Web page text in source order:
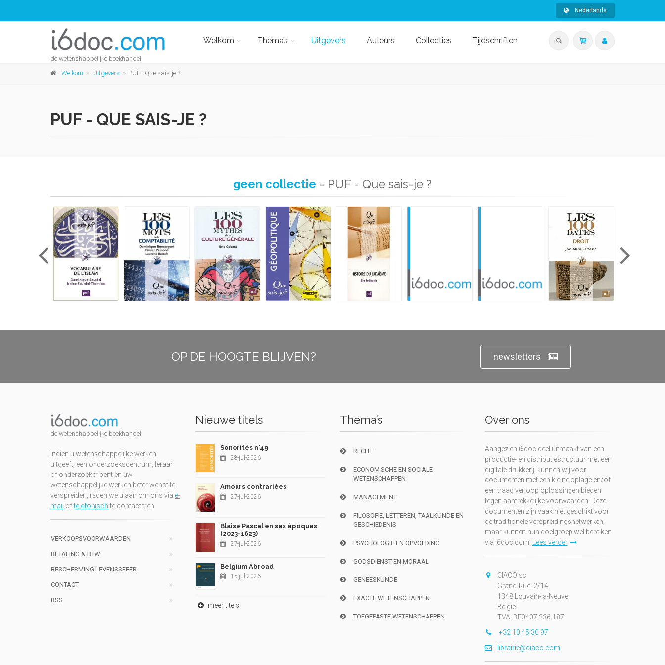
Nederlands
de wetenshappelijke boekhandel
Welkom Thema’s Uitgevers Auteurs Collecties Tijdschriften
Welkom Uitgevers PUF - Que sais-je ?
PUF - QUE SAIS-JE ?
geen collectie - PUF - Que sais-je ?
OP DE HOOGTE BLIJVEN? newsletters
de wetenshappelijke boekhandel
Indien u wetenschappelijke werken
uitgeeft, een onderzoekscentrum, leraar
of onderzoeker bent en uw
wetenschappelijke werken beter wenst te
verspreiden, raden we u aan om ons via e-
mail oftelefonischte contacteren
VERKOOPSVOORWAARDEN
BETALING & BTW
BESCHERMING LEVENSSFEER
CONTACT
RSS
Nieuwe titels
Sonorités n°49
28-jul-2026
Amours contrariées
27-jul-2026
Blaise Pascal en ses époques
(2023-1623)
27-jul-2026
Belgium Abroad
15-jul-2026
meer titels
Thema’s
RECHT
ECONOMISCHE EN SOCIALE
WETENSCHAPPEN
MANAGEMENT
FILOSOFIE, LETTEREN, TAALKUNDE EN
GESCHIEDENIS
PSYCHOLOGIE EN OPVOEDING
GODSDIENST EN MORAAL
GENEESKUNDE
EXACTE WETENSCHAPPEN
TOEGEPASTE WETENSCHAPPEN
Over ons
Aangezien i6doc deel uitmaakt van een
productie- en distributiestructuur met een
digitale drukkerij, kunnen wij voor
documenten met een kleine oplage en/of
een traag verloop oplossingen bieden
tegen aantrekkelijke voorwaarden. Deze
documenten zijn vaak niet geschikt voor
de traditionele verspreidingsnetwerken,
maar kunnen hun doelgroep wel bereiken
via i6doc.com.
Lees verder
CIACO sc
Grand-Rue, 2/14
1348 Louvain-la-Neuve
België
TVA: BE0407.236.187
+32 10 45 30 97
librairie@ciaco.com